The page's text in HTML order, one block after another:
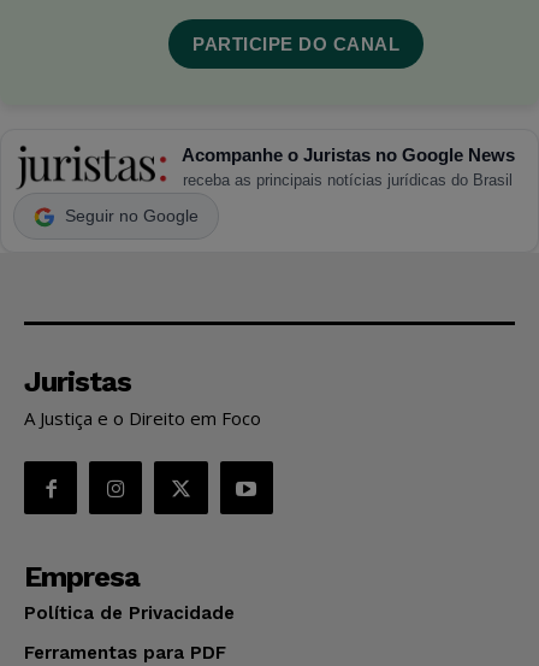
PARTICIPE DO CANAL
Acompanhe o Juristas no Google News
receba as principais notícias jurídicas do Brasil
Seguir no Google
Juristas
A Justiça e o Direito em Foco
Empresa
Política de Privacidade
Ferramentas para PDF